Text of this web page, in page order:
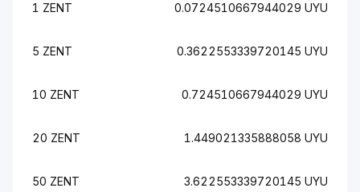
1 ZENT 0.0724510667944029 UYU
5 ZENT 0.3622553339720145 UYU
10 ZENT 0.724510667944029 UYU
20 ZENT 1.449021335888058 UYU
50 ZENT 3.622553339720145 UYU